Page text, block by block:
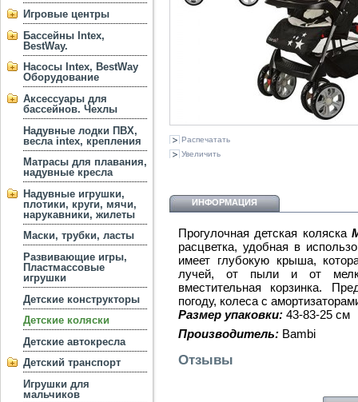
Игровые центры
Бассейны Intex,
BestWay.
Насосы Intex, BestWay
Оборудование
Аксессуары для
бассейнов. Чехлы
Надувные лодки ПВХ,
весла intex, крепления
Матрасы для плавания,
надувные кресла
Надувные игрушки,
плотики, круги, мячи,
нарукавники, жилеты
Маски, трубки, ласты
Развивающие игры,
Пластмассовые
игрушки
Детские конструкторы
Детские коляски
Детские автокресла
Детский транспорт
Игрушки для
мальчиков
Распечатать
Увеличить
ИНФОРМАЦИЯ
Прогулочная детская коляска
расцветка, удобная в
имеет глубокую крыша,
лучей, от пыли и от
вместительная корзинка.
погоду, колеса с
Размер упаковки: 43-83-25 см
Производитель: Bambi
Отзывы